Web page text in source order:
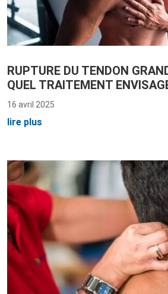
RUPTURE DU TENDON
QUEL TRAITEMENT
16 avril 2025
lire plus